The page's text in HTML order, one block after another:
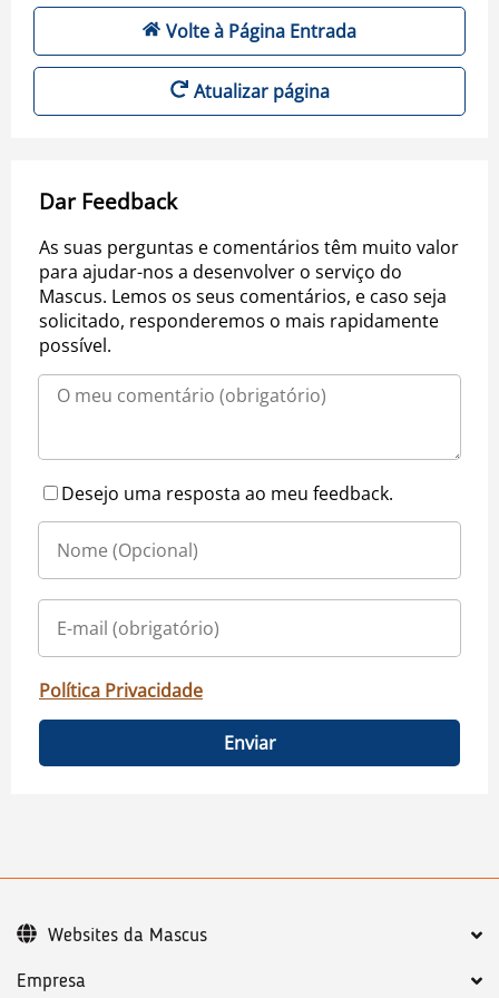
Volte à Página Entrada
Atualizar página
Dar Feedback
As suas perguntas e comentários têm muito valor
para ajudar-nos a desenvolver o serviço do
Mascus. Lemos os seus comentários, e caso seja
solicitado, responderemos o mais rapidamente
possível.
Desejo uma resposta ao meu feedback.
Política Privacidade
Enviar
Empresa
Websites da Mascus